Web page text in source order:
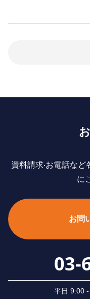
資料請求‧お電話な
に
お問
03-
平⽇ 9:00 -